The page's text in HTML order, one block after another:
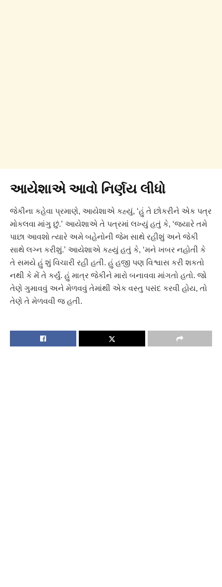
આયેશાએ આવો નિર્ણય લીધો
જેકીના કહેવા પ્રમાણે, આયેશાએ કહ્યું, ‘હું તે છોકરીને એક પત્ર
મોકલવા માંગુ છું.’ આયેશાએ તે પત્રમાં લખ્યું હતું કે, ‘જ્યારે તમે
પાછા આવશો ત્યારે અમે બહેનોની જેમ સાથે રહીશું અને જેકી
સાથે લગ્ન કરીશું.’ આયેશાએ કહ્યું હતું કે, ‘મને ખબર નહોતી કે
તે સમયે હું શું વિચારી રહી હતી. હું હજી પણ વિશ્વાસ કરી શકતો
નથી કે મેં તે કર્યું. હું માત્ર જેકીને મારો બનાવવા માંગતો હતો. જો
તેણે ગુમાવવું અને મેળવવું તેમાંથી એક વસ્તુ પસંદ કરવી હોય, તો
તેણે તે મેળવવી જ હતી.